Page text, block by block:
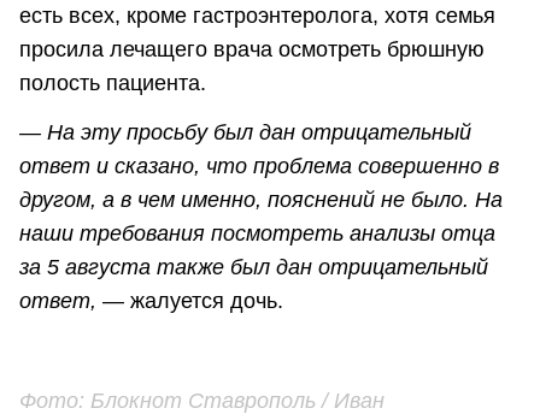
есть всех, кроме гастроэнтеролога, хотя семья
просила лечащего врача осмотреть брюшную
полость пациента.
— На эту просьбу был дан отрицательный
ответ и сказано, что проблема совершенно в
другом, а в чем именно, пояснений не было. На
наши требования посмотреть анализы отца
за 5 августа также был дан отрицательный
ответ, — жалуется дочь.
Фото: Блокнот Ставрополь / Иван